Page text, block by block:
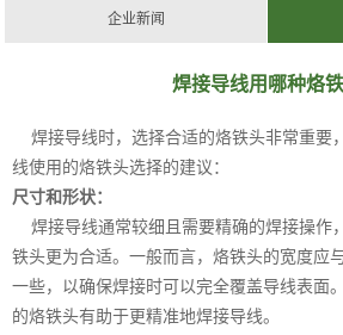
企业新闻
焊接导线用哪种烙
焊接导线时，选择合适的烙铁头非常重要
线使用的烙铁头选择的建议：
尺寸和形状：
焊接导线通常较细且需要精确的焊接操作
铁头更为合适。一般而言，烙铁头的宽度应
一些，以确保焊接时可以完全覆盖导线表面
的烙铁头有助于更精准地焊接导线。